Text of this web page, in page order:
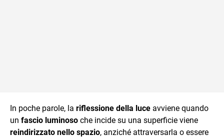
In poche parole, la riflessione della luce avviene quando
un fascio luminoso che incide su una superficie viene
reindirizzato nello spazio, anziché attraversarla o essere